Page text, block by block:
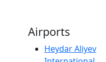
Airports
Heydar Aliyev